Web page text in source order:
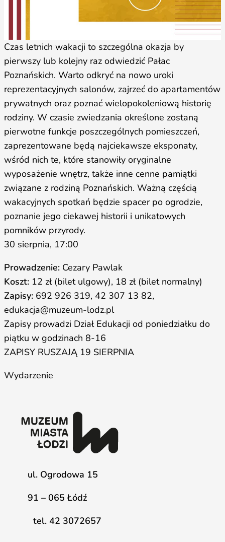
Czas letnich wakacji to szczególna okazja by
pierwszy lub kolejny raz odwiedzić Pałac
Poznańskich. Warto odkryć na nowo uroki
reprezentacyjnych salonów, zajrzeć do apartamentów
prywatnych oraz poznać wielopokoleniową historię
rodziny. W czasie zwiedzania określone zostaną
pierwotne funkcje poszczególnych pomieszczeń,
zaprezentowane będą najciekawsze eksponaty,
wśród nich te, które stanowiły oryginalne
wyposażenie wnętrz, także inne cenne pamiątki
związane z rodziną Poznańskich. Ważną częścią
wakacyjnych spotkań będzie spacer po ogrodzie,
poznanie jego ciekawej historii i unikatowych
pomników przyrody.
30 sierpnia, 17:00
Prowadzenie: Cezary Pawlak
Koszt: 12 zł (bilet ulgowy), 18 zł (bilet normalny)
Zapisy: 692 926 319, 42 307 13 82,
edukacja@muzeum-lodz.pl
Zapisy prowadzi Dział Edukacji od poniedziałku do
piątku w godzinach 8-16
ZAPISY RUSZAJĄ 19 SIERPNIA
Wydarzenie
ul. Ogrodowa 15
91 – 065 Łódź
tel. 42 3072657